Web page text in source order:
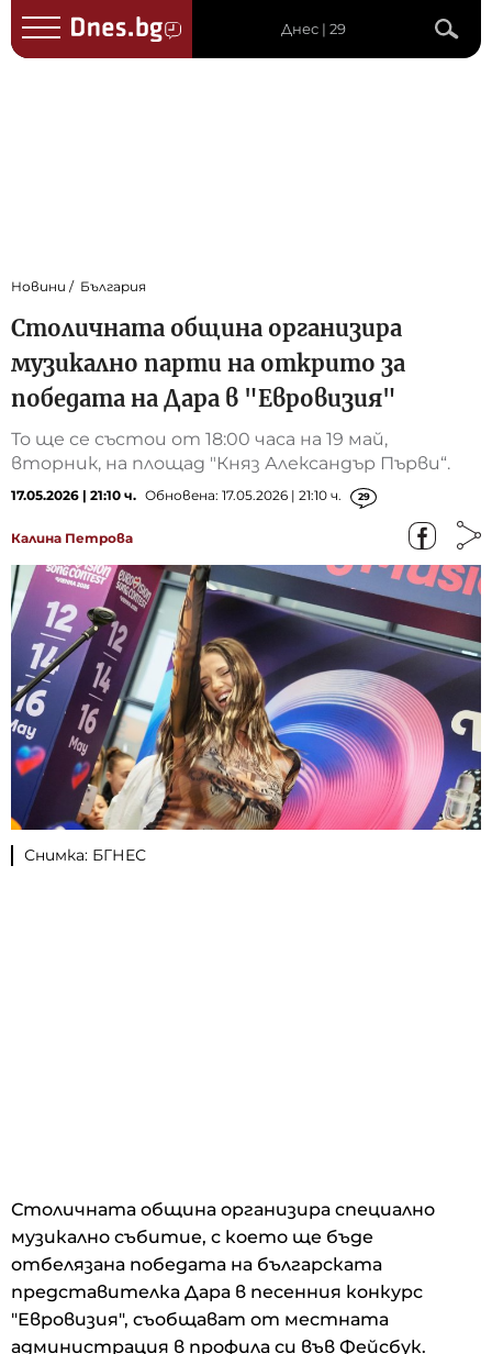
Днес | 29
Новини България
Столичната община организира
музикално парти на открито за
победата на Дара в "Евровизия"
То ще се състои от 18:00 часа на 19 май,
вторник, на площад "Княз Александър Първи“.
17.05.2026 | 21:10 ч. Обновена: 17.05.2026 | 21:10 ч. 29
Калина Петрова
Снимка: БГНЕС
Столичната община организира специално
музикално събитие, с което ще бъде
отбелязана победата на българската
представителка Дара в песенния конкурс
"Евровизия", съобщават от местната
администрация в профила си във Фейсбук.